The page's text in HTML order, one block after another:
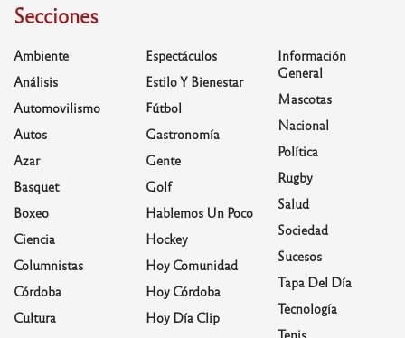
Secciones
Ambiente
Análisis
Automovilismo
Autos
Azar
Basquet
Boxeo
Ciencia
Columnistas
Córdoba
Cultura
Espectáculos
Estilo Y Bienestar
Fútbol
Gastronomía
Gente
Golf
Hablemos Un Poco
Hockey
Hoy Comunidad
Hoy Córdoba
Hoy Día Clip
Información
General
Mascotas
Nacional
Política
Rugby
Salud
Sociedad
Sucesos
Tapa Del Día
Tecnología
Tenis